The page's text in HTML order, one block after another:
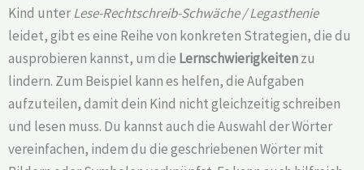
Kind unterLese-Rechtschreib-Schwäche / Legasthenie
leidet, gibt es eine Reihe von konkreten Strategien, die du
ausprobieren kannst, um die Lernschwierigkeitenzu
lindern. Zum Beispiel kann es helfen, die Aufgaben
aufzuteilen, damit dein Kind nicht gleichzeitig schreiben
und lesen muss. Du kannst auch die Auswahl der Wörter
vereinfachen, indem du die geschriebenen Wörter mit